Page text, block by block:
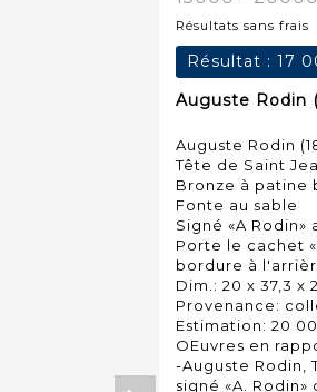
Résultats sans frais
Résultat : 17
Auguste Rodin
Auguste Rodin
Tête de Saint
Bronze à patine
Fonte au sable
Signé «A
Porte le cachet
bordure à
Dim.: 20 x 37,3 x
Provenance:
Estimation: 20
OEuvres en
-Auguste Rodin,
signé «A. Rodin»